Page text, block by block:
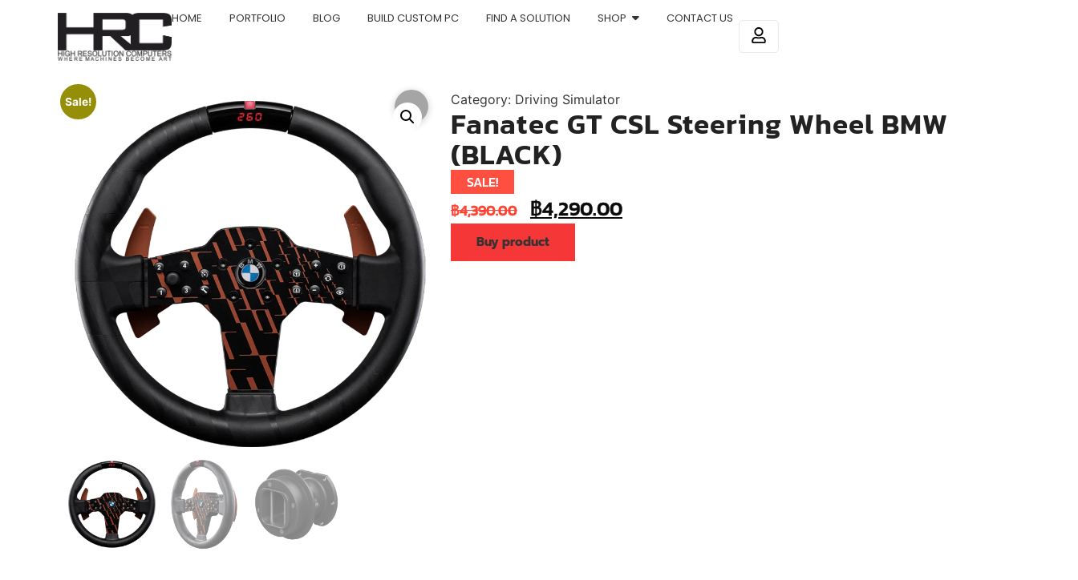
HOME PORTFOLIO BLOG BUILD CUSTOM PC FIND A SOLUTION SHOP CONTACT US
Sale! Category: Driving Simulator
Fanatec GT CSL Steering Wheel BMW
(BLACK)
SALE!
฿4,390.00 ฿4,290.00
Buy product